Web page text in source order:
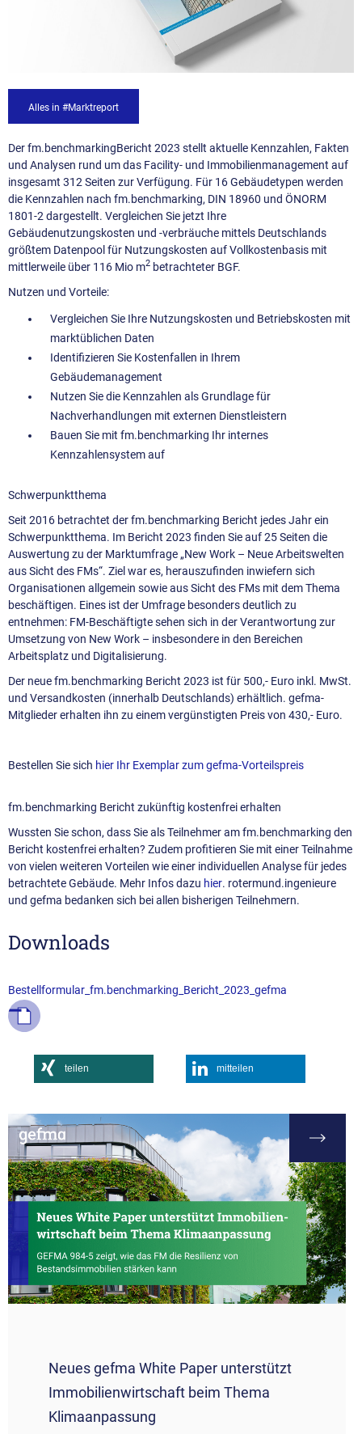
Alles in #Marktreport
Der fm.benchmarkingBericht 2023 stellt aktuelle Kennzahlen, Fakten
und Analysen rund um das Facility- und Immobilienmanagement auf
insgesamt 312 Seiten zur Verfügung. Für 16 Gebäudetypen werden
die Kennzahlen nach fm.benchmarking, DIN 18960 und ÖNORM
1801-2 dargestellt. Vergleichen Sie jetzt Ihre
Gebäudenutzungskosten und -verbräuche mittels Deutschlands
größtem Datenpool für Nutzungskosten auf Vollkostenbasis mit
mittlerweile über 116 Mio m2 betrachteter BGF.
Nutzen und Vorteile:
Vergleichen Sie Ihre Nutzungskosten und Betriebskosten mit
marktüblichen Daten
Identifizieren Sie Kostenfallen in Ihrem
Gebäudemanagement
Nutzen Sie die Kennzahlen als Grundlage für
Nachverhandlungen mit externen Dienstleistern
Bauen Sie mit fm.benchmarking Ihr internes
Kennzahlensystem auf
Schwerpunktthema
Seit 2016 betrachtet der fm.benchmarking Bericht jedes Jahr ein
Schwerpunktthema. Im Bericht 2023 finden Sie auf 25 Seiten die
Auswertung zu der Marktumfrage „New Work – Neue Arbeitswelten
aus Sicht des FMs“. Ziel war es, herauszufinden inwiefern sich
Organisationen allgemein sowie aus Sicht des FMs mit dem Thema
beschäftigen. Eines ist der Umfrage besonders deutlich zu
entnehmen: FM-Beschäftigte sehen sich in der Verantwortung zur
Umsetzung von New Work – insbesondere in den Bereichen
Arbeitsplatz und Digitalisierung.
Der neue fm.benchmarking Bericht 2023 ist für 500,- Euro inkl. MwSt.
und Versandkosten (innerhalb Deutschlands) erhältlich. gefma-
Mitglieder erhalten ihn zu einem vergünstigten Preis von 430,- Euro.
Bestellen Sie sich hier Ihr Exemplar zum gefma-Vorteilspreis
fm.benchmarking Bericht zukünftig kostenfrei erhalten
Wussten Sie schon, dass Sie als Teilnehmer am fm.benchmarking den
Bericht kostenfrei erhalten? Zudem profitieren Sie mit einer Teilnahme
von vielen weiteren Vorteilen wie einer individuellen Analyse für jedes
betrachtete Gebäude. Mehr Infos dazu hier. rotermund.ingenieure
und gefma bedanken sich bei allen bisherigen Teilnehmern.
Downloads
Bestellformular_fm.benchmarking_Bericht_2023_gefma
teilen mitteilen
Neues gefma White Paper unterstützt
Immobilienwirtschaft beim Thema
Klimaanpassung